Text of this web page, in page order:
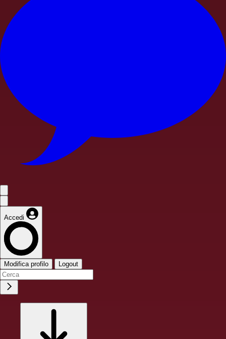
Accedi
Modifica profilo Logout